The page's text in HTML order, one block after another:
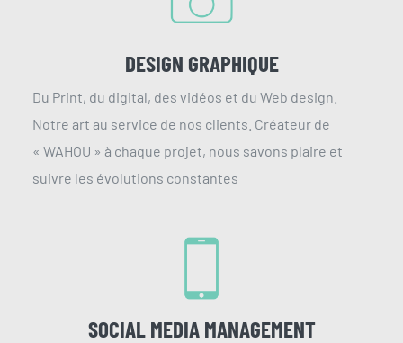
DESIGN GRAPHIQUE
Du Print, du digital, des vidéos et du Web design.
Notre art au service de nos clients. Créateur de
« WAHOU » à chaque projet, nous savons plaire et
suivre les évolutions constantes
SOCIAL MEDIA MANAGEMENT